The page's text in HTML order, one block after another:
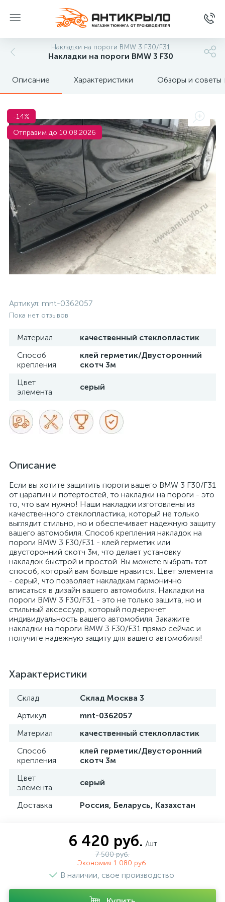
Накладки на пороги BMW 3 F30/F31
Накладки на пороги BMW 3 F30
Описание Характеристики Обзоры и советы
-14%
Отправим до 10.08.2026
Артикул: mnt-0362057
Пока нет отзывов
Материал
качественный стеклопластик
Способ
крепления
клей герметик/Двусторонний
скотч 3м
Цвет
элемента
серый
Описание
Если вы хотите защитить пороги вашего BMW 3 F30/F31
от царапин и потертостей, то накладки на пороги - это
то, что вам нужно! Наши накладки изготовлены из
качественного стеклопластика, который не только
выглядит стильно, но и обеспечивает надежную защиту
вашего автомобиля. Способ крепления накладок на
пороги BMW 3 F30/F31 - клей герметик или
двусторонний скотч 3м, что делает установку
накладок быстрой и простой. Вы можете выбрать тот
способ, который вам больше нравится. Цвет элемента
- серый, что позволяет накладкам гармонично
вписаться в дизайн вашего автомобиля. Накладки на
пороги BMW 3 F30/F31 - это не только защита, но и
стильный аксессуар, который подчеркнет
индивидуальность вашего автомобиля. Закажите
накладки на пороги BMW 3 F30/F31 прямо сейчас и
получите надежную защиту для вашего автомобиля!
Характеристики
Склад
Склад Москва 3
Артикул
mnt-0362057
Материал
качественный стеклопластик
Способ
крепления
клей герметик/Двусторонний
скотч 3м
Цвет
элемента
серый
Доставка Россия, Беларусь, Казахстан
6 420 руб. /шт
7 500 руб.
Экономия 1 080 руб.
В наличии, свое производство